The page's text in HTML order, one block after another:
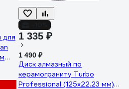
для 1 335 ₽
1 490 ₽
Диск алмазный по
керамограниту Turbo
Professional (125х22.23 мм)